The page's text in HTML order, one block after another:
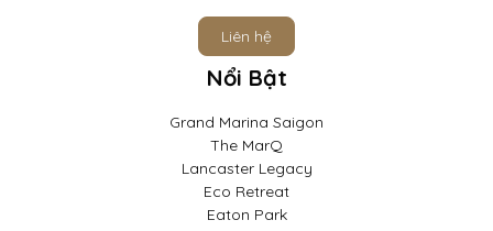
Liên hệ
Nổi Bật
Grand Marina Saigon
The MarQ
Lancaster Legacy
Eco Retreat
Eaton Park